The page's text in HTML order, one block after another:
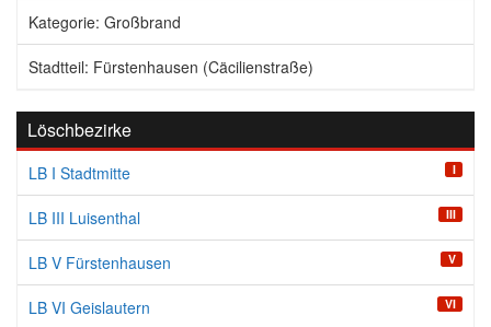
Kategorie: Großbrand
Stadtteil: Fürstenhausen (Cäcilienstraße)
Löschbezirke
LB I Stadtmitte I
LB III Luisenthal III
LB V Fürstenhausen V
LB VI Geislautern VI